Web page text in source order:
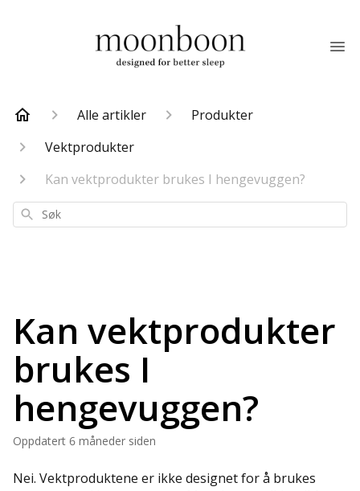
Alle artikler
Produkter
Vektprodukter
Kan vektprodukter brukes I hengevuggen?
Søk
Kan vektprodukter
brukes I
hengevuggen?
Oppdatert 6 måneder siden
Nei. Vektproduktene er ikke designet for å brukes